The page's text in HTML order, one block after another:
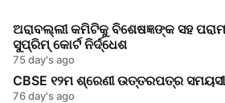
ଅରାବଲ୍ଲୀ କମିଟିକୁ ବିଶେଷଜ୍ଞଙ୍କ ସହ
ସୁପ୍ରିମ୍‌ କୋର୍ଟ ନିର୍ଦ୍ଧେଶ
75 day's ago
CBSE ୧୨ମ ଶ୍ରେଣୀ ଉତ୍ତରପତ୍ର
76 day's ago